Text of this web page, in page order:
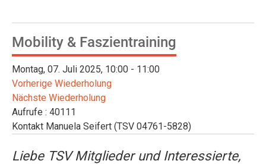
Mobility & Faszientraining
Montag, 07. Juli 2025, 10:00 - 11:00
Vorherige Wiederholung
Nächste Wiederholung
Aufrufe : 40111
Kontakt Manuela Seifert (TSV 04761-5828)
Liebe TSV Mitglieder und Interessierte,